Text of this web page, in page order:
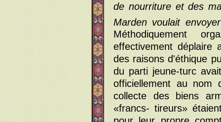
de nourriture et des
Marden voulait
Méthodiquement
effectivement déplaire
des raisons d'éthique
du parti jeune-turc
officiellement au
collecte des biens
«francs- tireurs»